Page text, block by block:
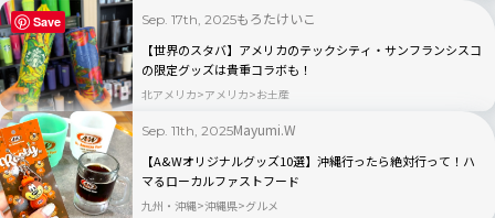
Sep. 17th, 2025もろたけいこ
【世界のスタバ】アメリカのテックシティ・サンフランシスコ
の限定グッズは貴重コラボも！
北アメリカ アメリカ お土産
Sep. 11th, 2025Mayumi.W
【A&Wオリジナルグッズ10選】沖縄行ったら絶対行って！ハ
マるローカルファストフード
九州・沖縄 沖縄県 グルメ
Save